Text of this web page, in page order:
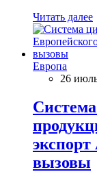
Читать далее
Европа
26
вызовы